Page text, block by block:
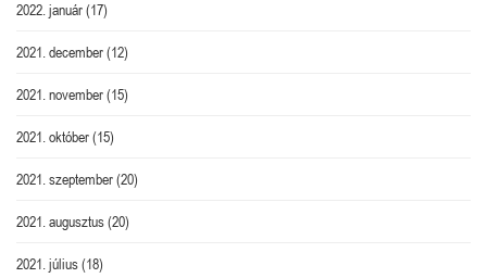
2022. január(17)
2021. december(12)
2021. november(15)
2021. október(15)
2021. szeptember(20)
2021. augusztus(20)
2021. július(18)